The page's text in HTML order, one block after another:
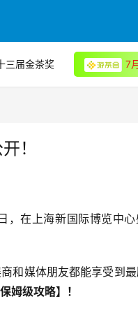
三届金茶奖 7
！
，在上海新国际博览中
和媒体朋友都能享受到最
姆级攻略】！